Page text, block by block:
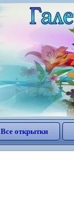
Все открытки